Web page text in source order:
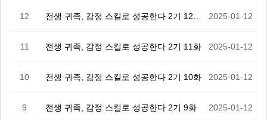
12 2025-01-12
11 전생 귀족, 감정 스킬로 성공한다 2기 11화 2025-01-12
10 전생 귀족, 감정 스킬로 성공한다 2기 10화 2025-01-12
9 전생 귀족, 감정 스킬로 성공한다 2기 9화 2025-01-12